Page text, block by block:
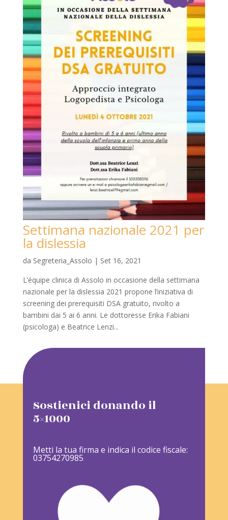
Settimana nazionale 2021 per
la dislessia
da Segreteria_Assolo | Set 16, 2021
L’équipe clinica di Assolo in occasione della settimana
nazionale per la dislessia 2021 propone l’iniziativa di
screening dei prerequisiti DSA gratuito, rivolto a
bambini dai 5 ai 6 anni. Le dottoresse Erika Fabiani
(psicologa) e Beatrice Lenzi...
Sostienici donando il
5×1000
Metti la tua firma e indica il codice fiscale:
03754270985